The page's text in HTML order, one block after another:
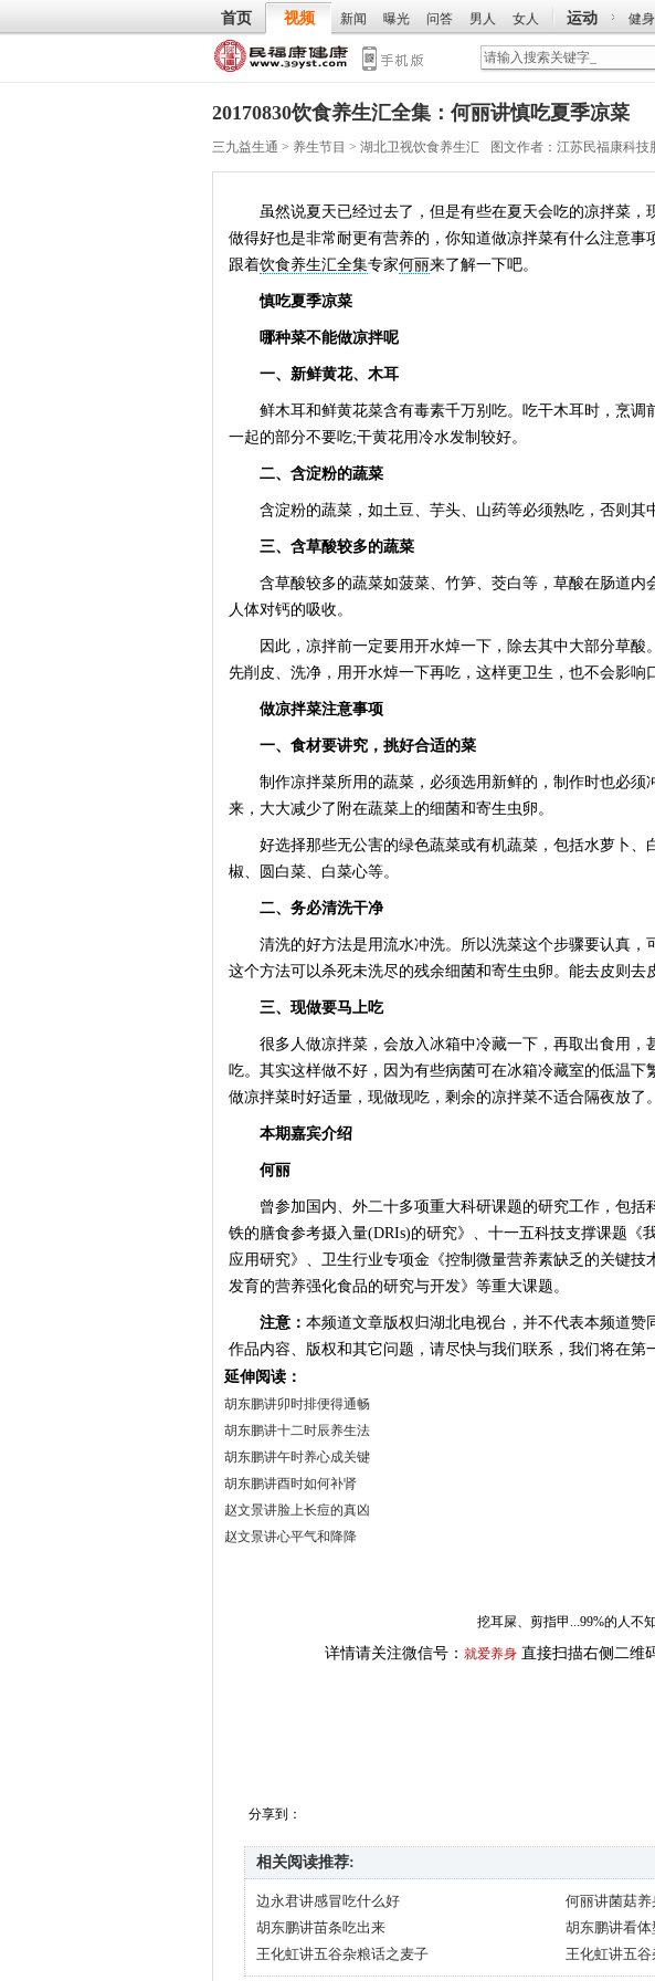
首页 视频 新闻 曝光 问答 男人 女人 运动 健身
20170830饮食养生汇全集：何丽讲慎吃夏季凉菜
三九益生通 > 养生节目 > 湖北卫视饮食养生汇 图文作者： 江苏民福康科技
虽然说夏天已经过去了，但是有些在夏天会吃的凉拌菜，
做得好也是非常耐更有营养的，你知道做凉拌菜有什么注意事
跟着饮食养生汇全集专家何丽来了解一下吧。
慎吃夏季凉菜
哪种菜不能做凉拌呢
一、新鲜黄花、木耳
鲜木耳和鲜黄花菜含有毒素千万别吃。吃干木耳时，烹调
一起的部分不要吃;干黄花用冷水发制较好。
二、含淀粉的蔬菜
含淀粉的蔬菜，如土豆、芋头、山药等必须熟吃，否则其
三、含草酸较多的蔬菜
含草酸较多的蔬菜如菠菜、竹笋、茭白等，草酸在肠道内
人体对钙的吸收。
因此，凉拌前一定要用开水焯一下，除去其中大部分草酸
先削皮、洗净，用开水焯一下再吃，这样更卫生，也不会影响
做凉拌菜注意事项
一、食材要讲究，挑好合适的菜
制作凉拌菜所用的蔬菜，必须选用新鲜的，制作时也必须
来，大大减少了附在蔬菜上的细菌和寄生虫卵。
好选择那些无公害的绿色蔬菜或有机蔬菜，包括水萝卜、
椒、圆白菜、白菜心等。
二、务必清洗干净
清洗的好方法是用流水冲洗。所以洗菜这个步骤要认真，
这个方法可以杀死未洗尽的残余细菌和寄生虫卵。能去皮则去
三、现做要马上吃
很多人做凉拌菜，会放入冰箱中冷藏一下，再取出食用，
吃。其实这样做不好，因为有些病菌可在冰箱冷藏室的低温下
做凉拌菜时好适量，现做现吃，剩余的凉拌菜不适合隔夜放了。
本期嘉宾介绍
何丽
曾参加国内、外二十多项重大科研课题的研究工作，包括
铁的膳食参考摄入量(DRIs)的研究》、十一五科技支撑课题《
应用研究》、卫生行业专项金《控制微量营养素缺乏的关键技
发育的营养强化食品的研究与开发》等重大课题。
注意： 本频道文章版权归湖北电视台，并不代表本频道赞
作品内容、版权和其它问题，请尽快与我们联系，我们将在第
延伸阅读：
胡东鹏讲卯时排便得通畅
胡东鹏讲十二时辰养生法
胡东鹏讲午时养心成关键
胡东鹏讲酉时如何补肾
赵文景讲脸上长痘的真凶
赵文景讲心平气和降降
挖耳屎、剪指甲...99%的人不
详情请关注微信号： 就爱养身 直接扫描右侧二维
分享到：
相关阅读推荐:
边永君讲感冒吃什么好
何丽讲菌菇
胡东鹏讲苗条吃出来
胡东鹏讲看体
王化虹讲五谷杂粮话之麦子
王化虹讲五